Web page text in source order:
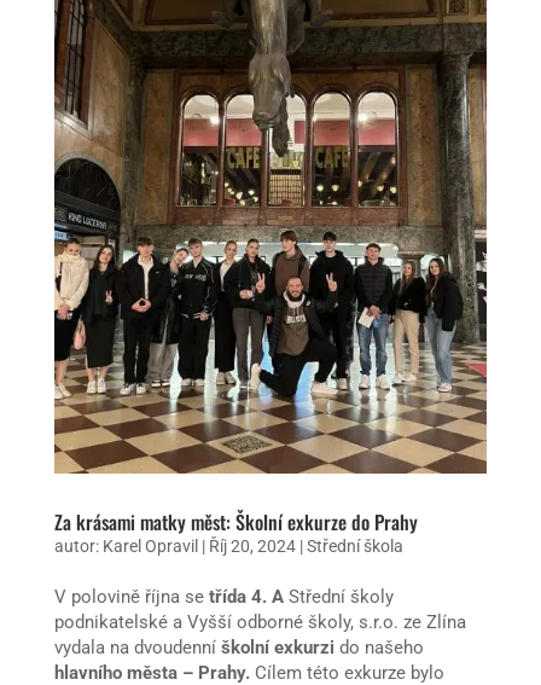
Za krásami matky měst: Školní exkurze do Prahy
autor: Karel Opravil | Říj 20, 2024|Střední škola
V polovině října se třída 4. AStřední školy
podnikatelské a Vyšší odborné školy, s.r.o. ze Zlína
vydala na dvoudenní školní exkurzi do našeho
hlavního města – Prahy.Cílem této exkurze bylo